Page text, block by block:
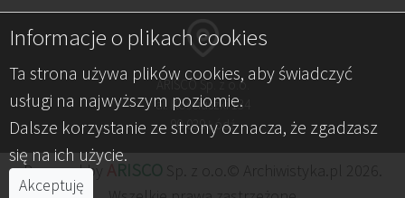
Informacje o plikach cookies
Ta strona używa plików cookies, aby świadczyć
usługi na najwyższym poziomie.
Dalsze korzystanie ze strony oznacza, że zgadzasz
się na ich użycie.
Akceptuję
ARISCO Sp. z o.o.
al. Kościuszki 134
90-029 Łódź
Powered by RISCO Sp. z o.o.© Archiwistyka.pl 2026.